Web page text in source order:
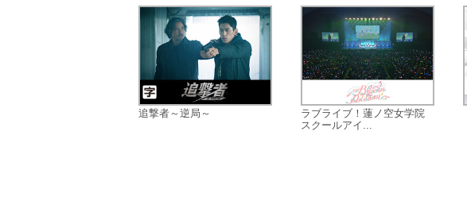
追撃者～逆局～
ラブライブ！蓮ノ空女学院
スクールアイ...